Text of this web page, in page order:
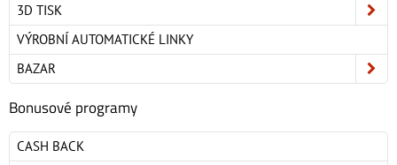
3D TISK
VÝROBNÍ AUTOMATICKÉ LINKY
BAZAR
Bonusové programy
CASH BACK